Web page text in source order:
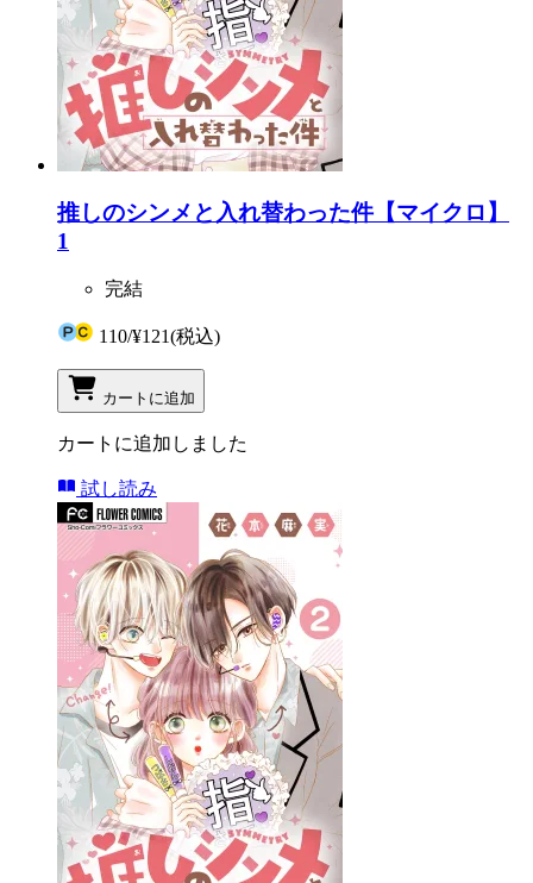
推しのシンメと入れ替わった件【マイクロ】
1
完結
110/¥121(税込)
カートに追加
カートに追加しました
試し読み